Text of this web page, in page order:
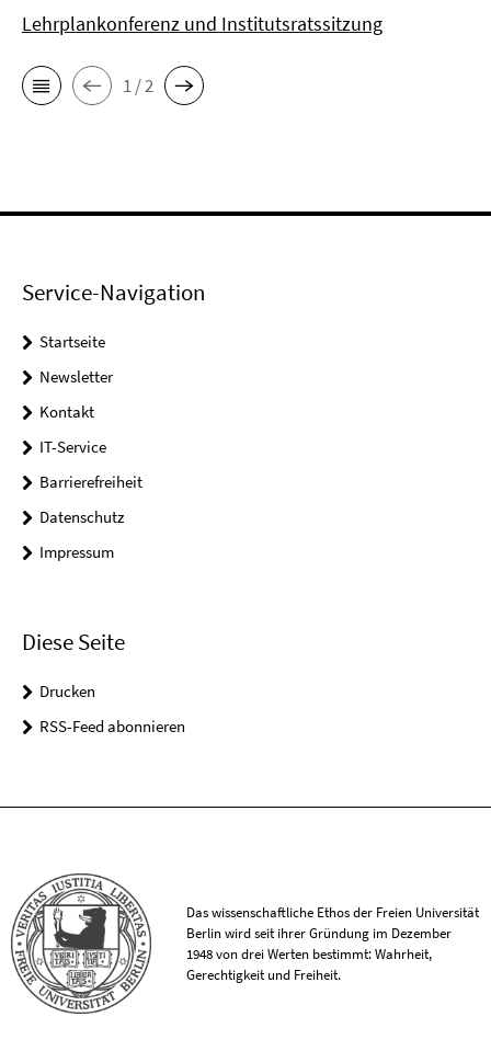
Lehrplankonferenz und Institutsratssitzung
1 / 2
Service-Navigation
Startseite
Newsletter
Kontakt
IT-Service
Barrierefreiheit
Datenschutz
Impressum
Diese Seite
Drucken
RSS-Feed abonnieren
Das wissenschaftliche Ethos der Freien Universität
Berlin wird seit ihrer Gründung im Dezember
1948 von drei Werten bestimmt: Wahrheit,
Gerechtigkeit und Freiheit.